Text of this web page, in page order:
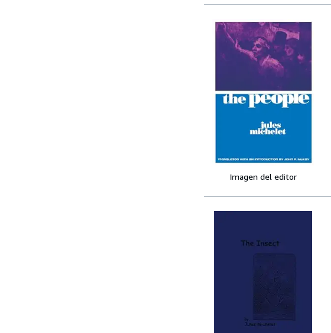
Imagen del editor